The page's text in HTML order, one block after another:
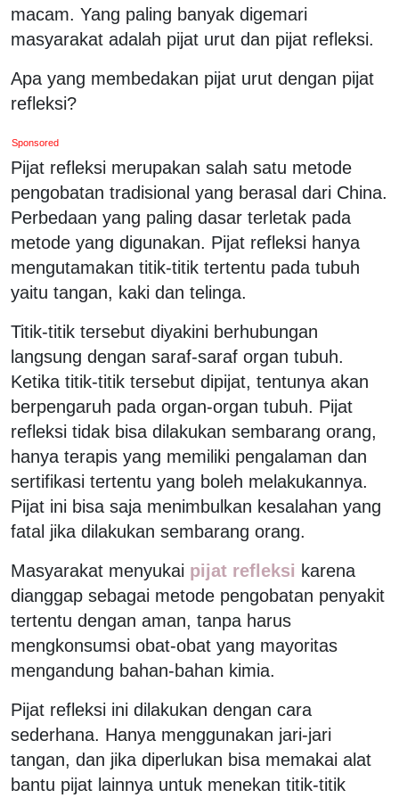
macam. Yang paling banyak digemari
masyarakat adalah pijat urut dan pijat refleksi.
Apa yang membedakan pijat urut dengan pijat
refleksi?
Sponsored
Pijat refleksi merupakan salah satu metode
pengobatan tradisional yang berasal dari China.
Perbedaan yang paling dasar terletak pada
metode yang digunakan. Pijat refleksi hanya
mengutamakan titik-titik tertentu pada tubuh
yaitu tangan, kaki dan telinga.
Titik-titik tersebut diyakini berhubungan
langsung dengan saraf-saraf organ tubuh.
Ketika titik-titik tersebut dipijat, tentunya akan
berpengaruh pada organ-organ tubuh. Pijat
refleksi tidak bisa dilakukan sembarang orang,
hanya terapis yang memiliki pengalaman dan
sertifikasi tertentu yang boleh melakukannya.
Pijat ini bisa saja menimbulkan kesalahan yang
fatal jika dilakukan sembarang orang.
Masyarakat menyukai pijat refleksi karena
dianggap sebagai metode pengobatan penyakit
tertentu dengan aman, tanpa harus
mengkonsumsi obat-obat yang mayoritas
mengandung bahan-bahan kimia.
Pijat refleksi ini dilakukan dengan cara
sederhana. Hanya menggunakan jari-jari
tangan, dan jika diperlukan bisa memakai alat
bantu pijat lainnya untuk menekan titik-titik